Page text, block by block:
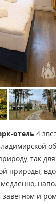
отель 4
так
природы,
и